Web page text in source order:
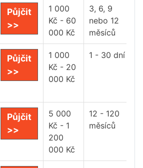
Půjčit
>>
1 000
Kč - 60
000 Kč
3, 6, 9
nebo 12
měsíců
Půjčit
>>
1 000
Kč - 20
000 Kč
1 - 30 dní
Půjčit
>>
5 000
Kč - 1
200
000 Kč
12 - 120
měsíců